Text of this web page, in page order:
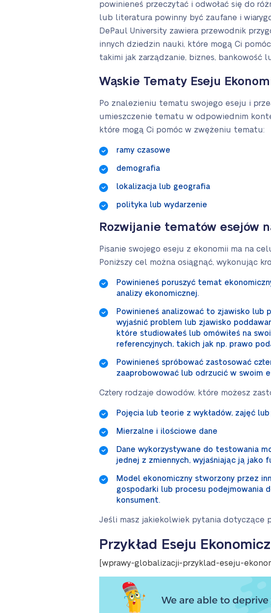
powinieneś przeczytać i odwołać się do
lub literatura powinny być zaufane i
DePaul University zawiera przewodnik
innych dziedzin nauki, które mogą Ci
takimi jak zarządzanie, biznes, bankowość
Wąskie Tematy Eseju
Po znalezieniu tematu swojego eseju i
umieszczenie tematu w odpowiednim
które mogą Ci pomóc w zwężeniu tematu:
ramy czasowe
demografia
lokalizacja lub geografia
polityka lub wydarzenie
Rozwijanie tematów esejów
Pisanie swojego eseju z ekonomii ma na
Poniższy cel można osiągnąć, wykonując
Powinieneś poruszyć temat
analizy ekonomicznej.
Powinieneś analizować to zjawisko lub
wyjaśnić problem lub zjawisko
które studiowałeś lub omówiłeś na
referencyjnych, takich jak np. prawo
Powinieneś spróbować zastosować
zaaprobowować lub odrzucić w swoim
Cztery rodzaje dowodów, które możesz
Pojęcia lub teorie z wykładów, zajęć
Mierzalne i ilościowe dane
Dane wykorzystywane do testowania
jednej z zmiennych, wyjaśniając ją jako
Model ekonomiczny stworzony przez
gospodarki lub procesu podejmowania
konsument.
Jeśli masz jakiekolwiek pytania dotyczące
Przykład Eseju
[wprawy-globalizacji-przyklad-eseju-